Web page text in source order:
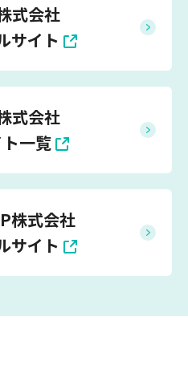
式会社
サイト
式会社
一覧
株式会社
サイト